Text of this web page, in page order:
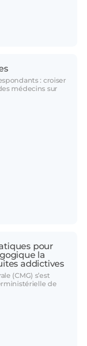
: croiser
médecins sur
pour
la
addictives
(CMG) s’est
de